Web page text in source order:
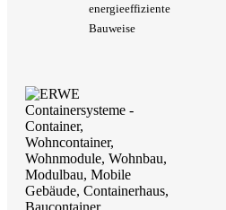
energieeffiziente
Bauweise